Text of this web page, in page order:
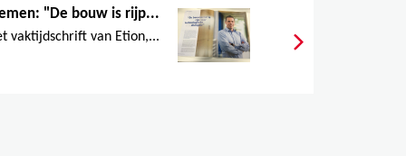
"De bouw is rijp...
vaktijdschrift van Etion,...